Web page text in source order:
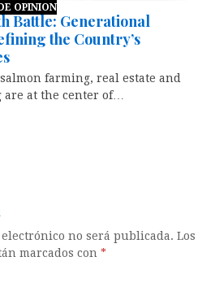
OPINION
Battle: Generational
the Country’s
farming, real estate and
at the center of…
no será publicada. Los
marcados con*